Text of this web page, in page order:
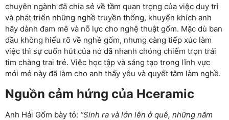
chuyên ngành đã chia sẻ về tầm quan trọng của việc duy trì
và phát triển những nghề truyền thống, khuyến khích anh
hãy dành đam mê và nỗ lực cho nghệ thuật gốm. Mặc dù ban
đầu không hiểu rõ về nghề gốm, nhưng càng tiếp xúc làm
việc thì sự cuốn hút của nó đã nhanh chóng chiếm trọn trái
tim chàng trai trẻ. Việc học tập và sáng tạo trong lĩnh vực
mới mẻ này đã làm cho anh thấy yêu và quyết tâm làm nghề.
Nguồn cảm hứng của Hceramic
Anh Hải Gốm bày tỏ: “Sinh ra và lớn lên ở quê, những năm